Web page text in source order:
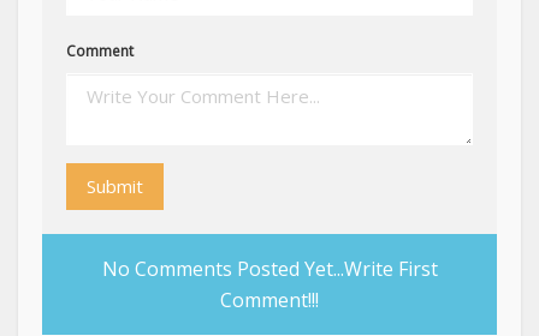
Comment
Submit
No Comments Posted Yet...Write First
Comment!!!